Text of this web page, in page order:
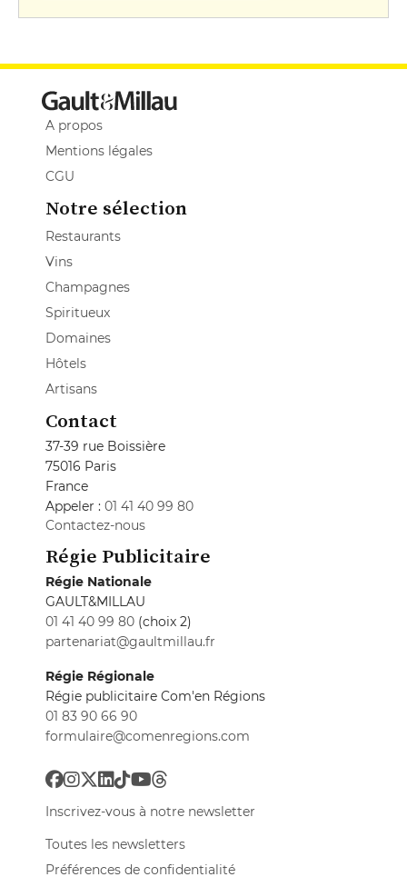
A propos
Mentions légales
CGU
Notre sélection
Restaurants
Vins
Champagnes
Spiritueux
Domaines
Hôtels
Artisans
Contact
37-39 rue Boissière
75016 Paris
France
Appeler : 01 41 40 99 80
Contactez-nous
Régie Publicitaire
Régie Nationale
GAULT&MILLAU
01 41 40 99 80 (choix 2)
partenariat@gaultmillau.fr
Régie Régionale
Régie publicitaire Com'en Régions
01 83 90 66 90
formulaire@comenregions.com
Inscrivez-vous à notre newsletter
Toutes les newsletters
Préférences de confidentialité